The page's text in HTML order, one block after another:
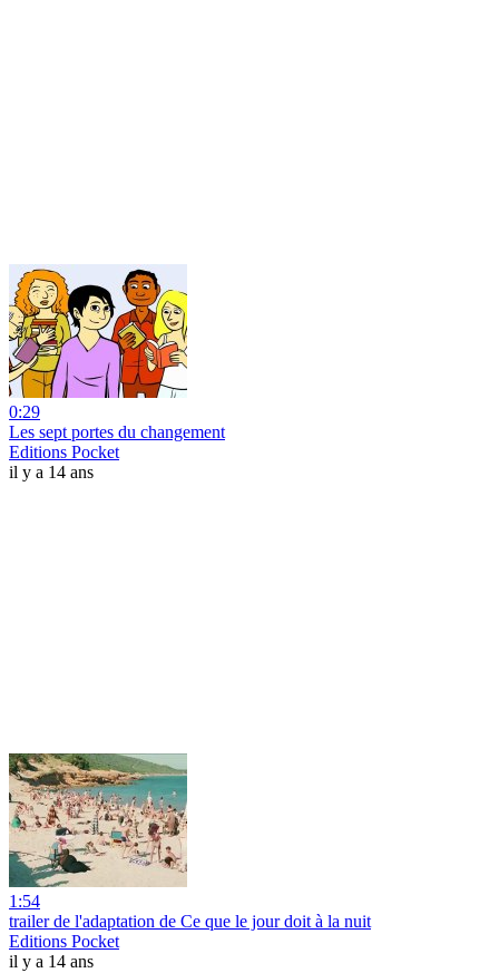
0:29
Les sept portes du changement
Editions Pocket
il y a 14 ans
1:54
trailer de l'adaptation de Ce que le jour doit à la nuit
Editions Pocket
il y a 14 ans